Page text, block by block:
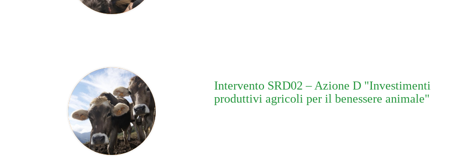
Intervento SRD02 – Azione D "Investimenti
produttivi agricoli per il benessere animale"